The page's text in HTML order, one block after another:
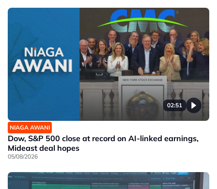
02:51
NIAGA AWANI
Dow, S&P 500 close at record on AI-linked earnings,
Mideast deal hopes
05/08/2026